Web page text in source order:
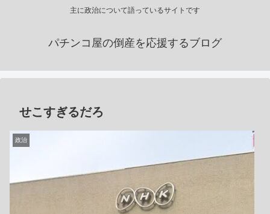
主に政治について語っているサイトです
パチンコ屋の倒産を応援するブログ
せこすぎるだろ
政治